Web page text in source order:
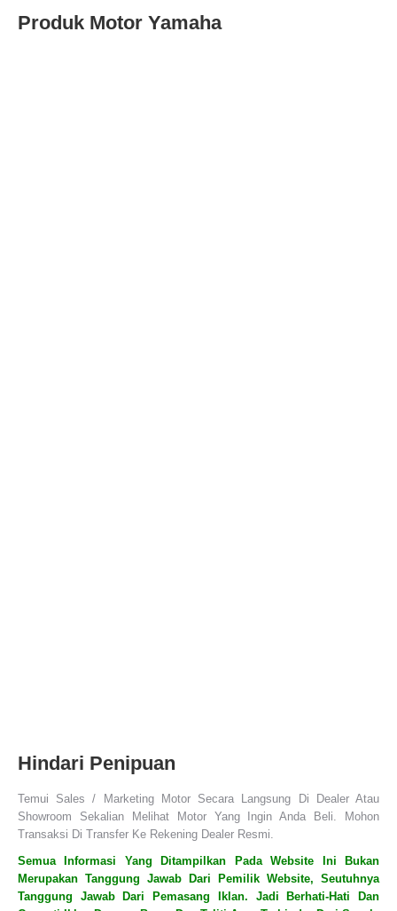
Produk Motor Yamaha
Hindari Penipuan
Temui Sales / Marketing Motor Secara Langsung Di Dealer Atau
Showroom Sekalian Melihat Motor Yang Ingin Anda Beli. Mohon
Transaksi Di Transfer Ke Rekening Dealer Resmi.
Semua Informasi Yang Ditampilkan Pada Website Ini Bukan
Merupakan Tanggung Jawab Dari Pemilik Website, Seutuhnya
Tanggung Jawab Dari Pemasang Iklan. Jadi Berhati-Hati Dan